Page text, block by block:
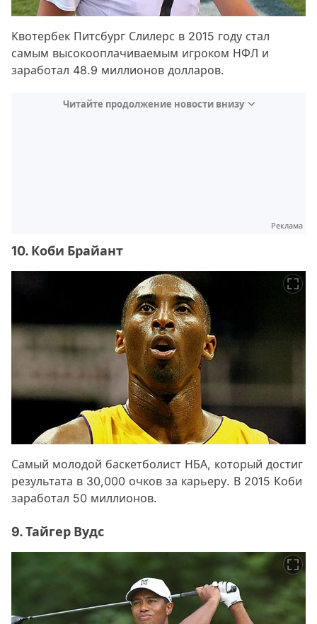
Квотербек Питсбург Слилерс в 2015 году стал
самым высокооплачиваемым игроком НФЛ и
заработал 48.9 миллионов долларов.
Читайте продолжение новости внизу
Реклама
10. Коби Брайант
Самый молодой баскетболист НБА, который достиг
результата в 30,000 очков за карьеру. В 2015 Коби
заработал 50 миллионов.
9. Тайгер Вудс